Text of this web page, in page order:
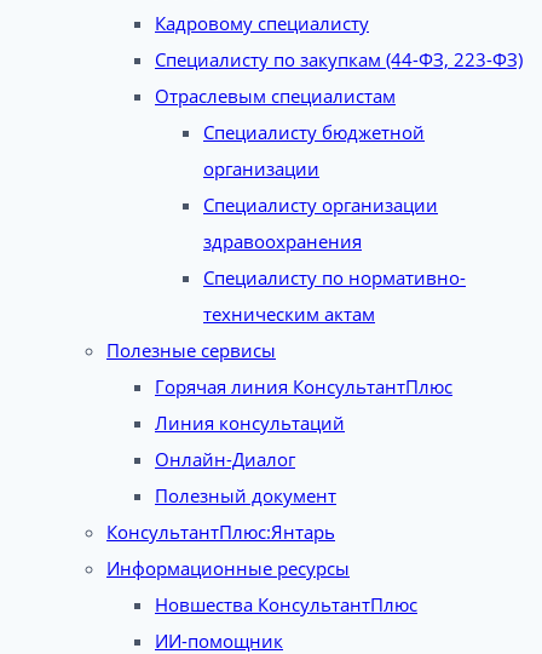
Кадровому специалисту
Специалисту по закупкам (44-ФЗ, 223-ФЗ)
Отраслевым специалистам
Специалисту бюджетной
организации
Специалисту организации
здравоохранения
Специалисту по нормативно-
техническим актам
Полезные сервисы
Горячая линия КонсультантПлюс
Линия консультаций
Онлайн-Диалог
Полезный документ
КонсультантПлюс:Янтарь
Информационные ресурсы
Новшества КонсультантПлюс
ИИ-помощник